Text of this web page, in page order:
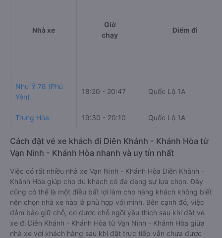
Nhà xe
Giờ
chạy
Điểm đi
Như Ý 78 (Phú
Yên)
18:20 - 20:47 Quốc Lộ 1A
Trung Hòa 19:30 - 20:10 Quốc Lộ 1A
Cách đặt vé xe khách đi Diên Khánh - Khánh Hòa từ
Vạn Ninh - Khánh Hòa nhanh và uy tín nhất
Việc có rất nhiều nhà xe Vạn Ninh - Khánh Hòa Diên Khánh -
Khánh Hòa giúp cho du khách có đa dạng sự lựa chọn. Đây
cũng có thể là một điều bất lợi làm cho hàng khách không biết
nên chọn nhà xe nào là phù hợp với mình. Bên cạnh đó, việc
đảm bảo giữ chỗ, có được chỗ ngồi yêu thích sau khi đặt vé
xe đi Diên Khánh - Khánh Hòa từ Vạn Ninh - Khánh Hòa giữa
nhà xe với khách hàng sau khi đặt trực tiếp vẫn chưa được